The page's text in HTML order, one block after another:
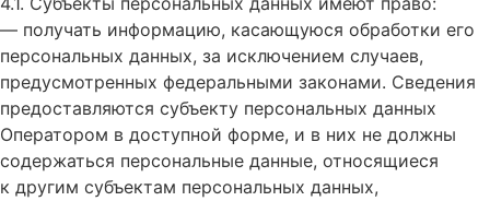
— получать информацию, касающуюся обработки его
персональных данных, за исключением случаев,
предусмотренных федеральными законами. Сведения
предоставляются субъекту персональных данных
Оператором в доступной форме, и в них не должны
содержаться персональные данные, относящиеся
к другим субъектам персональных данных,